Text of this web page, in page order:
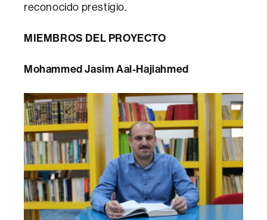
reconocido prestigio.
MIEMBROS DEL PROYECTO
Mohammed JasimAal-Hajiahmed